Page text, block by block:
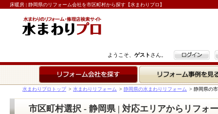
床暖房 | 静岡県のリフォーム会社を市区町村から探す【水まわりプロ】
ようこそ、 ゲスト さん。 ログイン
リフォーム事例を見る
水まわりプロトップ > 水まわりリフォーム > 静岡県の水まわりリフォーム > 静岡県の
市区町村選択 - 静岡県 | 対応エリアからリフォ